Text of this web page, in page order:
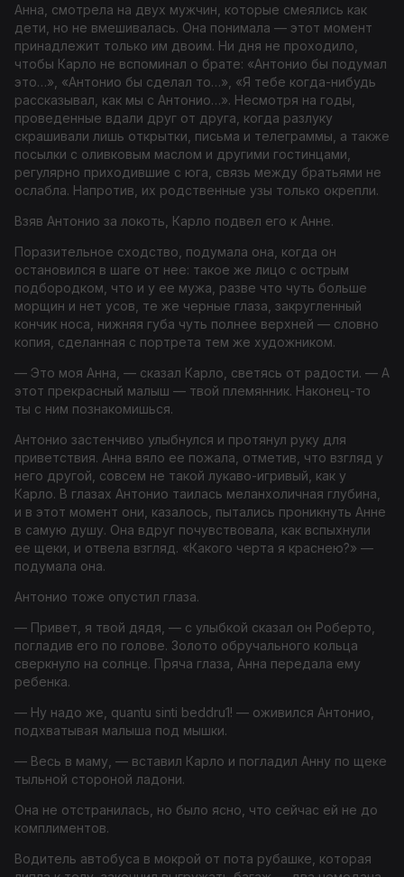
Анна, смотрела на двух мужчин, которые смеялись как
дети, но не вмешивалась. Она понимала — этот момент
принадлежит только им двоим. Ни дня не проходило,
чтобы Карло не вспоминал о брате: «Антонио бы подумал
это…», «Антонио бы сделал то…», «Я тебе когда-нибудь
рассказывал, как мы с Антонио…». Несмотря на годы,
проведенные вдали друг от друга, когда разлуку
скрашивали лишь открытки, письма и телеграммы, а также
посылки с оливковым маслом и другими гостинцами,
регулярно приходившие с юга, связь между братьями не
ослабла. Напротив, их родственные узы только окрепли.
Взяв Антонио за локоть, Карло подвел его к Анне.
Поразительное сходство, подумала она, когда он
остановился в шаге от нее: такое же лицо с острым
подбородком, что и у ее мужа, разве что чуть больше
морщин и нет усов, те же черные глаза, закругленный
кончик носа, нижняя губа чуть полнее верхней — словно
копия, сделанная с портрета тем же художником.
— Это моя Анна, — сказал Карло, светясь от радости. — А
этот прекрасный малыш — твой племянник. Наконец-то
ты с ним познакомишься.
Антонио застенчиво улыбнулся и протянул руку для
приветствия. Анна вяло ее пожала, отметив, что взгляд у
него другой, совсем не такой лукаво-игривый, как у
Карло. В глазах Антонио таилась меланхоличная глубина,
и в этот момент они, казалось, пытались проникнуть Анне
в самую душу. Она вдруг почувствовала, как вспыхнули
ее щеки, и отвела взгляд. «Какого черта я краснею?» —
подумала она.
Антонио тоже опустил глаза.
— Привет, я твой дядя, — с улыбкой сказал он Роберто,
погладив его по голове. Золото обручального кольца
сверкнуло на солнце. Пряча глаза, Анна передала ему
ребенка.
— Ну надо же, quantu sinti beddru1! — оживился Антонио,
подхватывая малыша под мышки.
— Весь в маму, — вставил Карло и погладил Анну по щеке
тыльной стороной ладони.
Она не отстранилась, но было ясно, что сейчас ей не до
комплиментов.
Водитель автобуса в мокрой от пота рубашке, которая